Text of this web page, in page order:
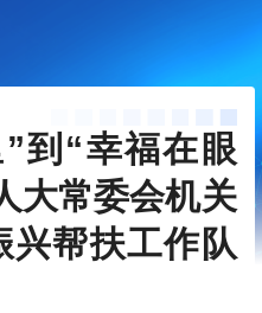
到“幸福在眼
常委会机关
兴帮扶工作队